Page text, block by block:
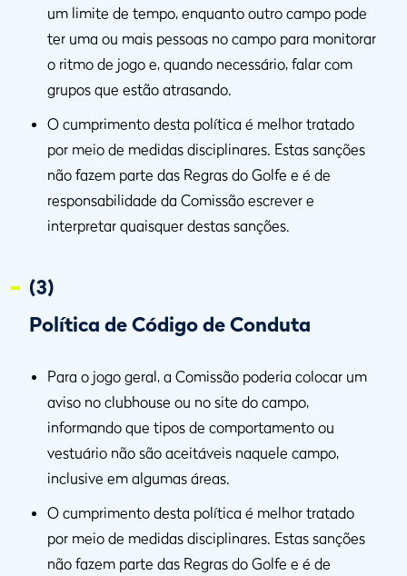
um limite de tempo, enquanto outro campo pode
ter uma ou mais pessoas no campo para monitorar
o ritmo de jogo e, quando necessário, falar com
grupos que estão atrasando.
O cumprimento desta política é melhor tratado
por meio de medidas disciplinares. Estas sanções
não fazem parte das Regras do Golfe e é de
responsabilidade da Comissão escrever e
interpretar quaisquer destas sanções.
(3)
Política de Código de Conduta
Para o jogo geral, a Comissão poderia colocar um
aviso no clubhouse ou no site do campo,
informando que tipos de comportamento ou
vestuário não são aceitáveis naquele campo,
inclusive em algumas áreas.
O cumprimento desta política é melhor tratado
por meio de medidas disciplinares. Estas sanções
não fazem parte das Regras do Golfe e é de